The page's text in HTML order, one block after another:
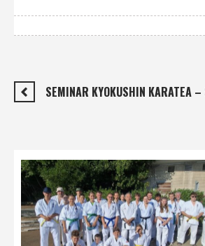
SEMINAR KYOKUSHIN KARATEA